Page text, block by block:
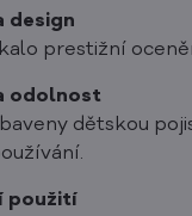
design
prestižní
odolnost
dětskou
použití